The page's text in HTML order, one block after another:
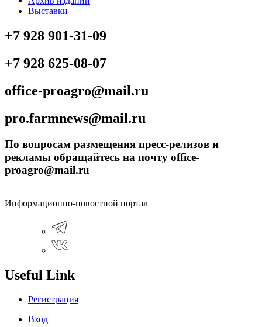
Выставки
+7 928 901-31-09
+7 928 625-08-07
office-proagro@mail.ru
pro.farmnews@mail.ru
По вопросам размещения пресс-релизов и
рекламы обращайтесь на почту office-
proagro@mail.ru
Информационно-новостной портал
Useful Link
Регистрация
Вход